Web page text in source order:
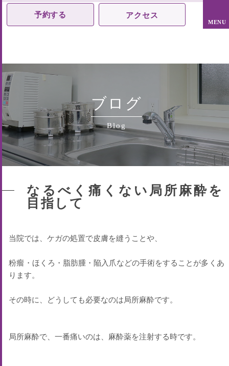
ブログ
Blog
予約する アクセス
なるべく痛くない局所麻酔を
目指して
当院では、ケガの処置で皮膚を縫うことや、
粉瘤・ほくろ・脂肪腫・陥入爪などの手術をすることが多くあ
ります。
その時に、どうしても必要なのは局所麻酔です。
局所麻酔で、一番痛いのは、麻酔薬を注射する時です。